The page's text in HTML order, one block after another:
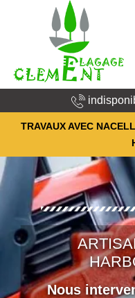
TRAVAUX AVEC
Nous